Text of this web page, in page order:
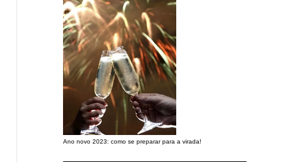
Ano novo 2023: como se preparar para a virada!